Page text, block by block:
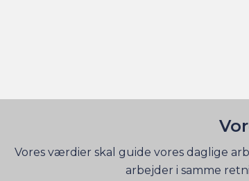
Vores værdier skal guide vores daglige
arbejder i samme